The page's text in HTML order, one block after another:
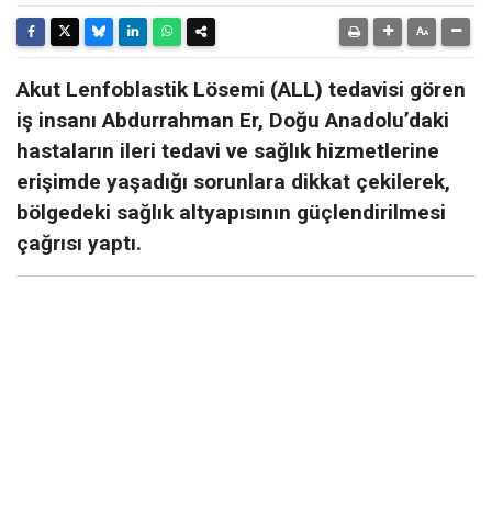
Akut Lenfoblastik Lösemi (ALL) tedavisi gören
iş insanı Abdurrahman Er, Doğu Anadolu’daki
hastaların ileri tedavi ve sağlık hizmetlerine
erişimde yaşadığı sorunlara dikkat çekilerek,
bölgedeki sağlık altyapısının güçlendirilmesi
çağrısı yaptı.